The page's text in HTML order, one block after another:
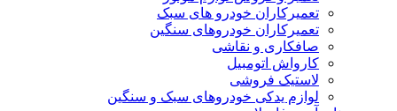
تعمیرکاران خودرو های سبک
تعمیرکاران خودروهای سنگین
صافکاری و نقاشی
کارواش اتومبیل
لاستیک فروشی
لوازم یدکی خودروهای سبک و سنگین